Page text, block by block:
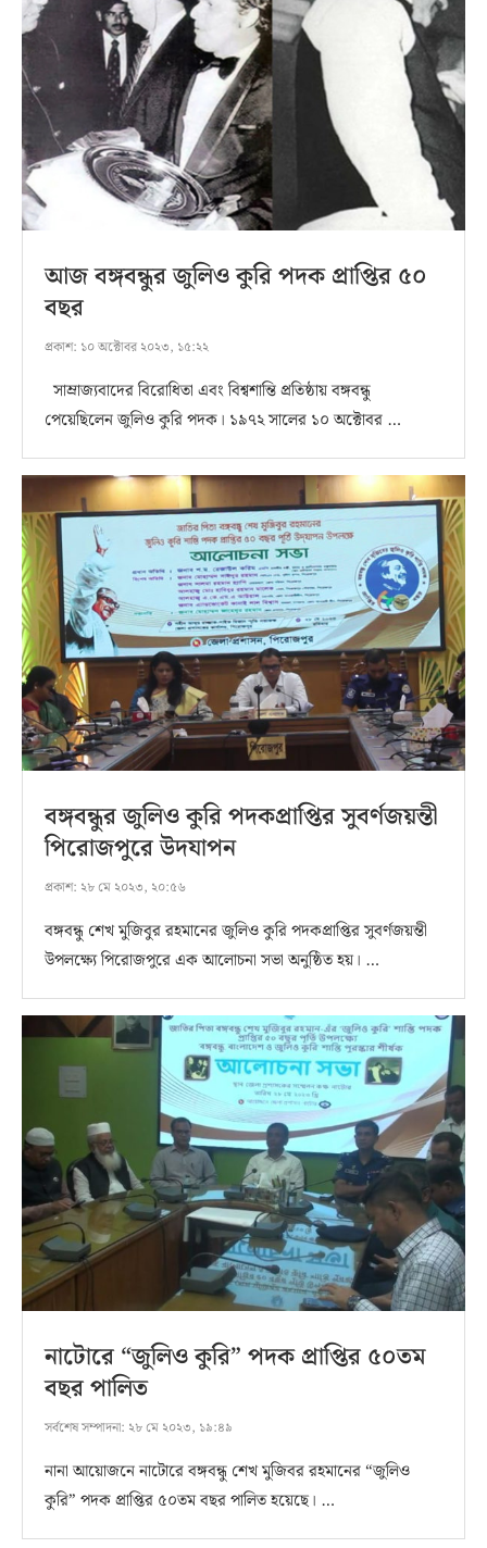
আজ বঙ্গবন্ধুর জুলিও কুরি পদক প্রাপ্তির ৫০
বছর
প্রকাশ: ১০ অক্টোবর ২০২৩, ১৫:২২
সাম্রাজ্যবাদের বিরোধিতা এবং বিশ্বশান্তি প্রতিষ্ঠায় বঙ্গবন্ধু
পেয়েছিলেন জুলিও কুরি পদক। ১৯৭২ সালের ১০ অক্টোবর …
বঙ্গবন্ধুর জুলিও কুরি পদকপ্রাপ্তির সুবর্ণজয়ন্তী
পিরোজপুরে উদযাপন
প্রকাশ: ২৮ মে ২০২৩, ২০:৫৬
বঙ্গবন্ধু শেখ মুজিবুর রহমানের জুলিও কুরি পদকপ্রাপ্তির সুবর্ণজয়ন্তী
উপলক্ষ্যে পিরোজপুরে এক আলোচনা সভা অনুষ্ঠিত হয়। …
নাটোরে “জুলিও কুরি” পদক প্রাপ্তির ৫০তম
বছর পালিত
সর্বশেষ সম্পাদনা: ২৮ মে ২০২৩, ১৯:৪৯
নানা আয়োজনে নাটোরে বঙ্গবন্ধু শেখ মুজিবর রহমানের “জুলিও
কুরি” পদক প্রাপ্তির ৫০তম বছর পালিত হয়েছে। …